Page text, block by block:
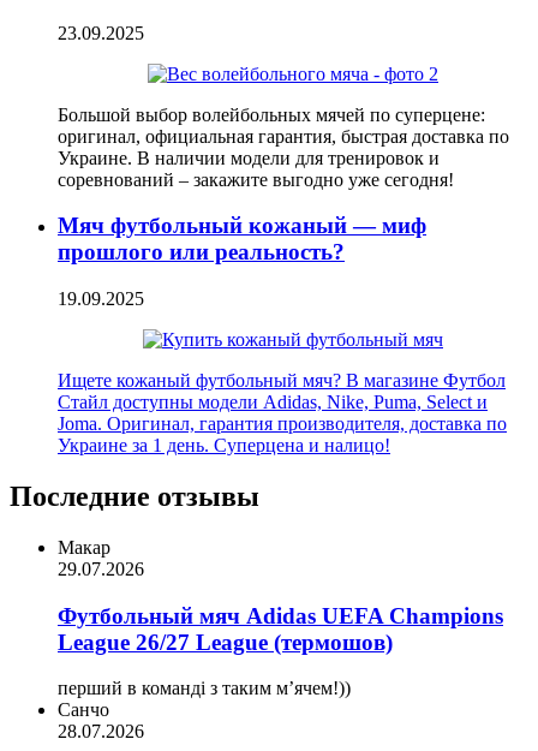
23.09.2025
Большой выбор волейбольных мячей по суперцене:
оригинал, официальная гарантия, быстрая доставка по
Украине. В наличии модели для тренировок и
соревнований – закажите выгодно уже сегодня!
Мяч футбольный кожаный — миф
прошлого или реальность?
19.09.2025
Ищете кожаный футбольный мяч? В магазине Футбол
Стайл доступны модели Adidas, Nike, Puma, Select и
Joma. Оригинал, гарантия производителя, доставка по
Украине за 1 день. Суперцена и налицо!
Последние отзывы
Макар
29.07.2026
Футбольный мяч Adidas UEFA Champions
League 26/27 League (термошов)
перший в команді з таким мʼячем!))
Санчо
28.07.2026